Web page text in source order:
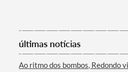
Categorias gerais
últimas notícias
Ao ritmo dos bombos, Redondo